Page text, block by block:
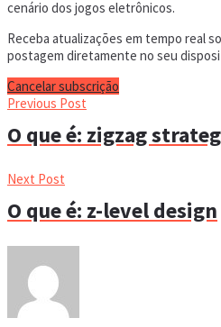
cenário dos jogos eletrônicos.
Receba atualizações em tempo real
postagem diretamente no seu
Cancelar subscrição
Previous Post
O que é: zigzag
Next Post
O que é: z-level design